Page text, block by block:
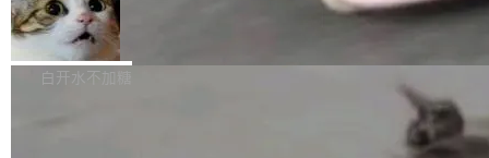
库继续执行。存储库是持久化的唯一真相...
样的次旗舰。 Galaxy Z Fold8 Ultra / Z Fold8 /
Z Flip8三款折叠屏新机均在7月22日发布，且全
部搭载骁龙8 Elite Gen5 for Galaxy，它们本该
ltaDB 的核心思路直接写在 landing page 最显
眼的位置：「Software is made between com
mits」——软件是在 commit 之间写出来的。git
SpaceXAI 单季资本开支达 183 亿美元
根据风险投资人Tomer Tunguz 博客（VC 分
析）披露的最新分析与第二季度业绩报告，Spac
白开水不加糖